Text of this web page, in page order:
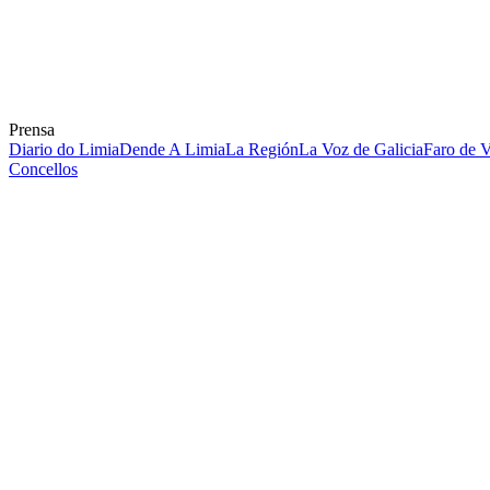
Prensa
Diario do LimiaDende A LimiaLa RegiónLa Voz de GaliciaFaro de
Concellos